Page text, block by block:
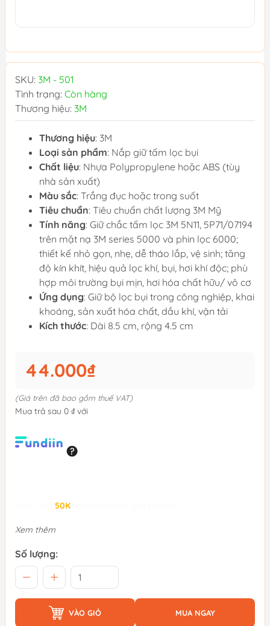
SKU: 3M - 501
Tình trạng: Còn hàng
Thương hiệu: 3M
Thương hiệu: 3M
Loại sản phẩm: Nắp giữ tấm lọc bụi
Chất liệu: Nhựa Polypropylene hoặc ABS (tùy
nhà sản xuất)
Màu sắc: Trắng đục hoặc trong suốt
Tiêu chuẩn: Tiêu chuẩn chất lượng 3M Mỹ
Tính năng: Giữ chắc tấm lọc 3M 5N11, 5P71/07194
trên mặt nạ 3M series 5000 và phin lọc 6000;
thiết kế nhỏ gọn, nhẹ, dễ tháo lắp, vệ sinh; tăng
độ kín khít, hiệu quả lọc khí, bụi, hơi khí độc; phù
hợp môi trường bụi mịn, hơi hóa chất hữu/ vô cơ
Ứng dụng: Giữ bộ lọc bụi trong công nghiệp, khai
khoáng, sản xuất hóa chất, dầu khí, vận tải
Kích thước: Dài 8.5 cm, rộng 4.5 cm
44.000₫
(Giá trên đã bao gồm thuế VAT)
Mua trả sau 0 ₫ với
50K
Xem thêm
Số lượng:
VÀO GIỎ MUA NGAY